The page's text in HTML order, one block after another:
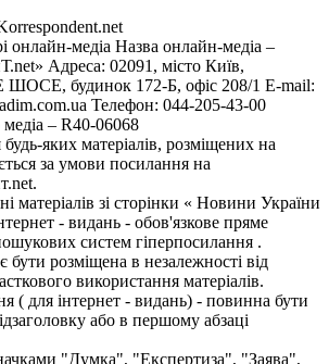
онлайн-медіа Назва онлайн-медіа –
Адреса: 02091, місто Київ,
будинок 172-Б, офіс 208/1 E-mail:
Телефон: 044-205-43-00
медіа – R40-06068
яких матеріалів, розміщених на
за умови посилання на
матеріалів зі сторінки « Новини України
- видань - обов'язкове пряме
систем гіперпосилання .
розміщена в незалежності від
використання матеріалів.
( для інтернет - видань) - повинна бути
або в першому абзаці
"Думка", "Експертиза", "Заява",